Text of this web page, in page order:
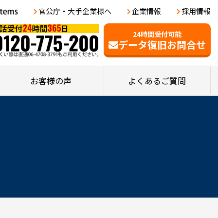
官公庁・大手企業様へ 企業情報 採用情報
24時間受付可能
データ復旧お問合せ
お客様の声 よくあるご質問